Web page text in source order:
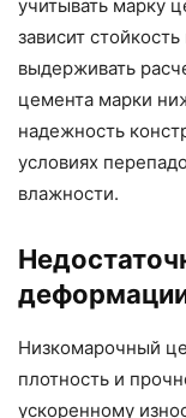
учитывать марку
зависит
выдерживать
цемента марки
надежность
условиях
влажности.
Низкомарочный
плотность и
ускоренному